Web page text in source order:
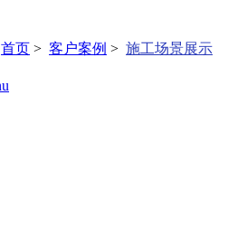
首页 > 客户案例 > 施工场景展示